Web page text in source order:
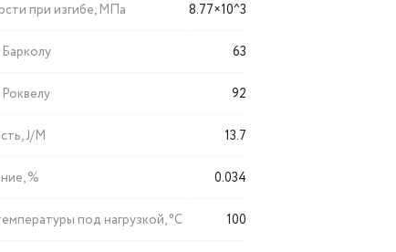
при изгибе, МПа 8.77×10^3
63
92
J/M 13.7
% 0.034
под нагрузкой, °C 100